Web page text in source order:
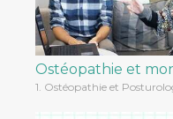
Ostéopathie et
1. Ostéopathie et